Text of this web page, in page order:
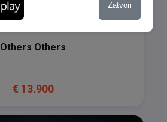
Others Others
€ 13.900
Zatvori